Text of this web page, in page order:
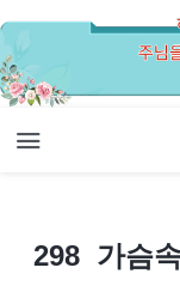
298 가슴속 하나님
298 가슴